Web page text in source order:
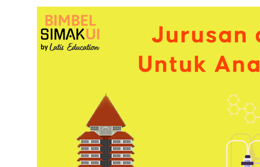
Daftar
Jurusan
di
UI